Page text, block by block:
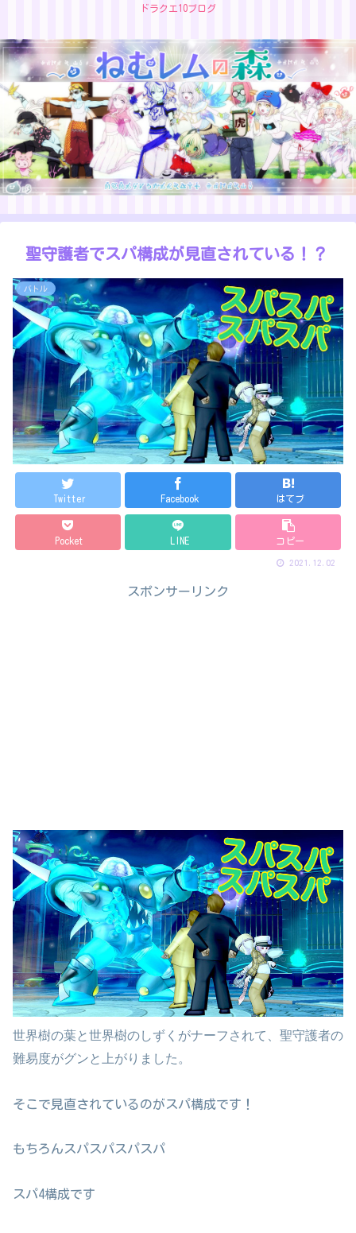
ドラクエ10ブログ
聖守護者でスパ構成が見直されている！？
バトル
Twitter Facebook はてブ
Pocket LINE コピー
2021.12.02
スポンサーリンク
世界樹の葉と世界樹のしずくがナーフされて、聖守護者の
難易度がグンと上がりました。
そこで見直されているのがスパ構成です！
もちろんスパスパスパスパ
スパ4構成です